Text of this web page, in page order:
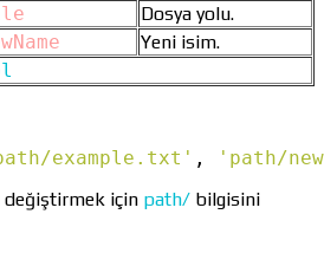
Dosya yolu.
Yeni isim.
example.txt' ,
'path/
değiştirmek için path/ bilgisini